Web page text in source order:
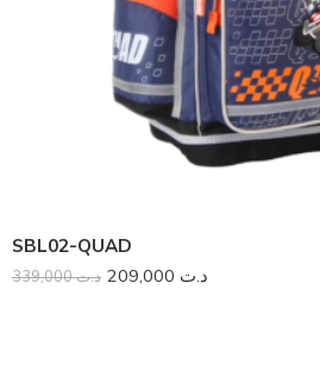
SBL02-QUAD
د.ت339,000 د.ت